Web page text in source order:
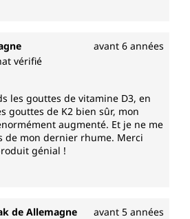
avant 6 années
sur 5 étoiles
vérifié
les gouttes de vitamine D3, en
gouttes de K2 bien sûr, mon
augmenté. Et je ne me
de mon dernier rhume. Merci
génial !
de Allemagne avant 5 années